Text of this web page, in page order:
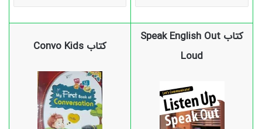
کتاب Speak English Out
Loud
کتاب Convo Kids